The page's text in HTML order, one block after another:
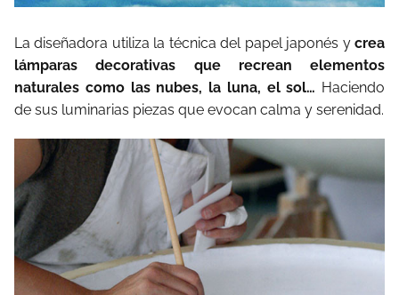
La diseñadora utiliza la técnica del papel japonés y crea
lámparas decorativas que recrean elementos
naturales como las nubes, la luna, el sol… Haciendo
de sus luminarias piezas que evocan calma y serenidad.